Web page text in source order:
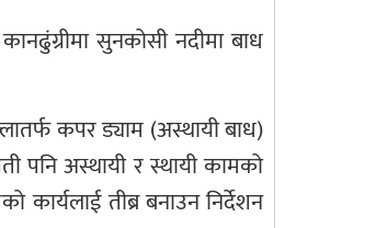
सुनकोसी नदीमा बाध
कपर ड्याम (अस्थायी बाध)
पनि अस्थायी र स्थायी कामको
कार्यलाई तीब्र बनाउन निर्देशन